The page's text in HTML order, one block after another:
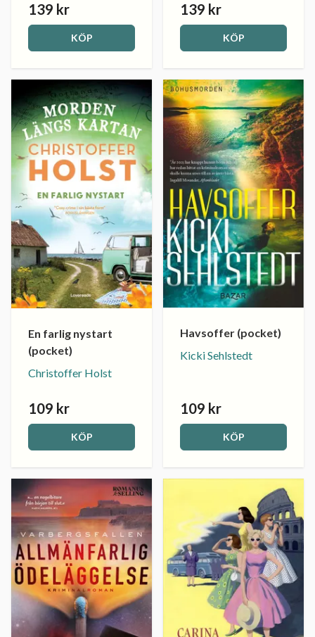
139 kr
KÖP
139 kr
KÖP
En farlig nystart
(pocket)
Christoffer Holst
109 kr
KÖP
Havsoffer (pocket)
Kicki Sehlstedt
109 kr
KÖP